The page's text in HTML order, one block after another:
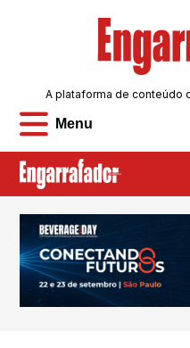
Menu
A plataforma de conteúdo